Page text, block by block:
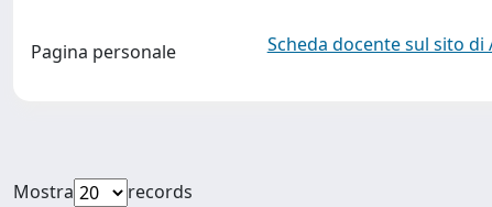
Pagina personale Scheda docente sul sito di
Mostra
records